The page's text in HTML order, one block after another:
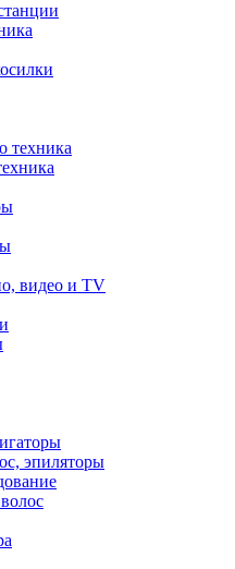
видео и TV
эпиляторы